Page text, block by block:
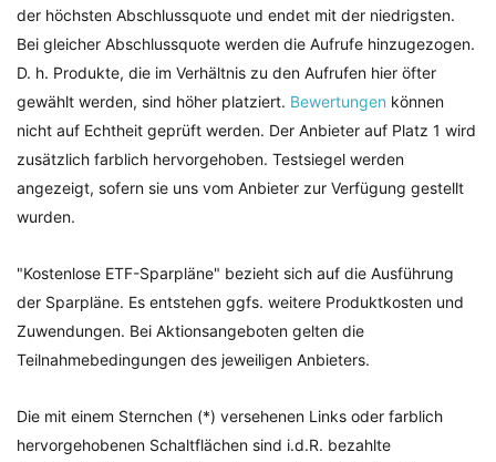
der höchsten Abschlussquote und endet mit der niedrigsten.
Bei gleicher Abschlussquote werden die Aufrufe hinzugezogen.
D. h. Produkte, die im Verhältnis zu den Aufrufen hier öfter
gewählt werden, sind höher platziert. Bewertungen können
nicht auf Echtheit geprüft werden. Der Anbieter auf Platz 1 wird
zusätzlich farblich hervorgehoben. Testsiegel werden
angezeigt, sofern sie uns vom Anbieter zur Verfügung gestellt
wurden.
"Kostenlose ETF-Sparpläne" bezieht sich auf die Ausführung
der Sparpläne. Es entstehen ggfs. weitere Produktkosten und
Zuwendungen. Bei Aktionsangeboten gelten die
Teilnahmebedingungen des jeweiligen Anbieters.
Die mit einem Sternchen (*) versehenen Links oder farblich
hervorgehobenen Schaltflächen sind i.d.R. bezahlte